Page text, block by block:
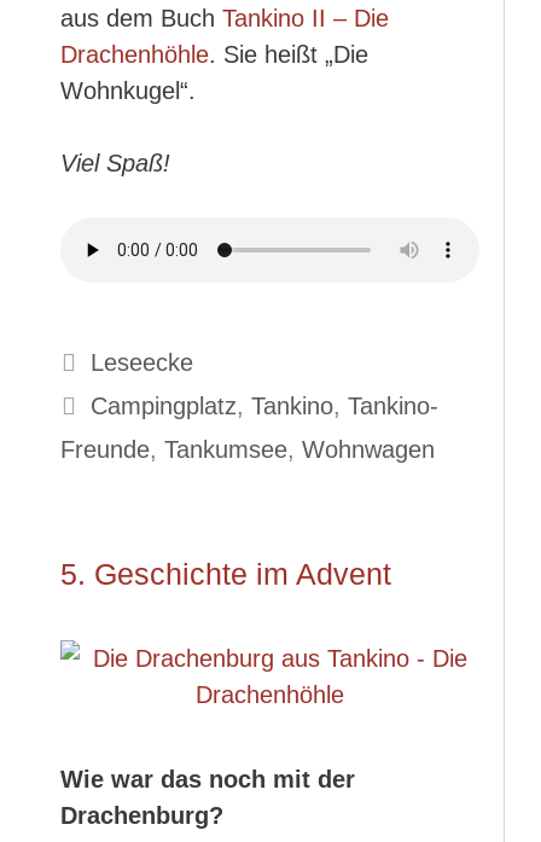
aus dem Buch Tankino II – Die
Drachenhöhle. Sie heißt „Die
Wohnkugel“.
Viel Spaß!
Kategorien
Leseecke
Schlagwörter
Campingplatz, Tankino, Tankino-
Freunde, Tankumsee, Wohnwagen
5. Geschichte im Advent
Wie war das noch mit der
Drachenburg?